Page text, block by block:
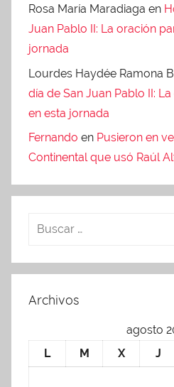
Rosa María Maradiaga en
Juan Pablo II: La oración
jornada
Lourdes Haydée Ramona
día de San Juan Pablo II:
en esta jornada
Fernando en Pusieron en
Continental que usó Raúl
Archivos
agosto
L
M X J